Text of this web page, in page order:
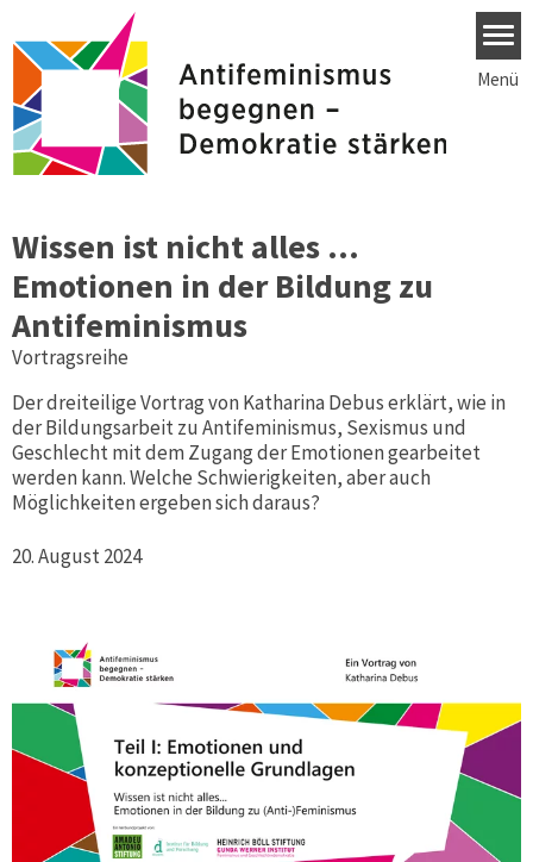
Menü
Wissen ist nicht alles …
Emotionen in der Bildung zu
Antifeminismus
Vortragsreihe
Der dreiteilige Vortrag von Katharina Debus erklärt, wie in
der Bildungsarbeit zu Antifeminismus, Sexismus und
Geschlecht mit dem Zugang der Emotionen gearbeitet
werden kann. Welche Schwierigkeiten, aber auch
Möglichkeiten ergeben sich daraus?
20. August 2024